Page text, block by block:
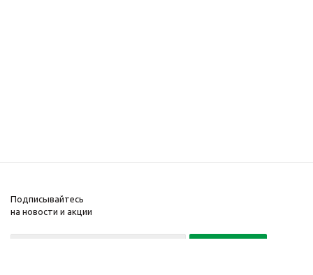
Подписывайтесь
на новости и акции